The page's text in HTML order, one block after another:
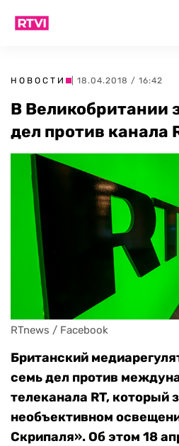
НОВОСТИ | 18.04.2018 / 16:42
В Великобритании
дел против канала
RTnews / Facebook
Британский
семь дел против
телеканала RT, который
необъективном
Скрипаля». Об этом 18